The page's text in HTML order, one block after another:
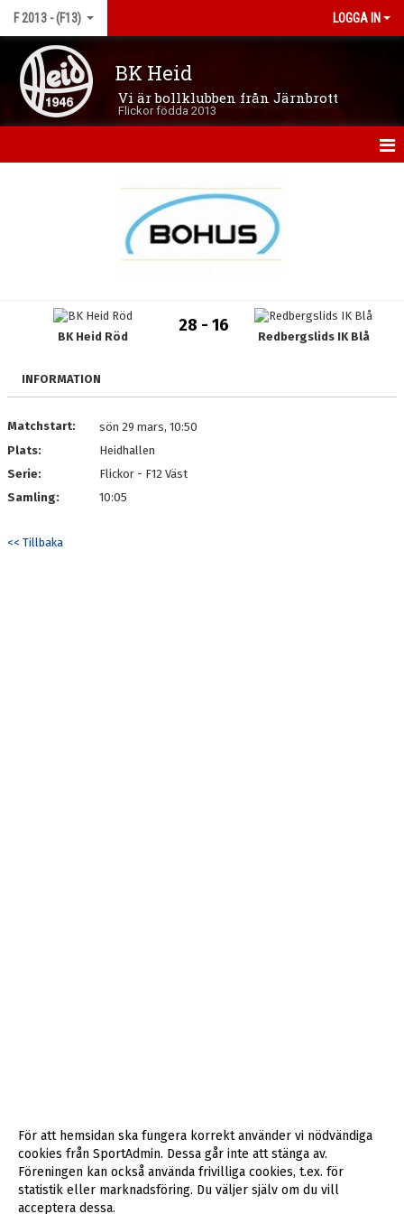
F 2013 - (F13) LOGGA IN
BK Heid
Vi är bollklubben från Järnbrott
Flickor födda 2013
TRUPPEN
BILDGALLERI
KONTAKT
BK Heid Röd
28 - 16
Redbergslids IK Blå
INFORMATION
Matchstart:
sön 29 mars, 10:50
Plats:
Heidhallen
Serie:
Flickor - F12 Väst
Samling:
10:05
<< Tillbaka
För att hemsidan ska fungera korrekt använder vi nödvändiga
cookies från SportAdmin. Dessa går inte att stänga av.
Föreningen kan också använda frivilliga cookies, t.ex. för
statistik eller marknadsföring. Du väljer själv om du vill
acceptera dessa.